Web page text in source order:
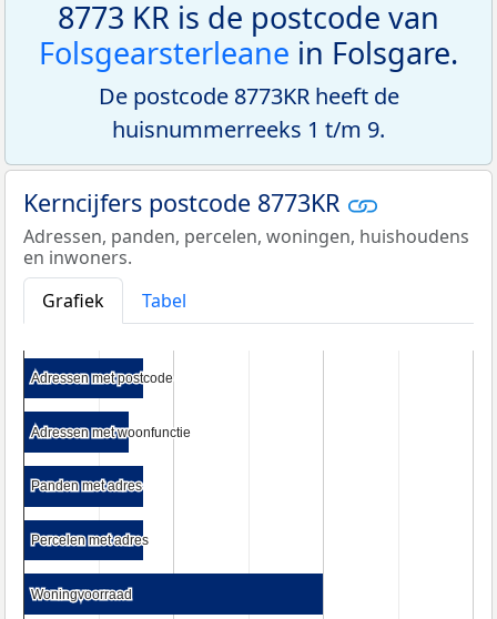
8773 KR is de postcode van
Folsgearsterleane in Folsgare.
De postcode 8773KR heeft de
huisnummerreeks 1 t/m 9.
Kerncijfers postcode 8773KR
Adressen, panden, percelen, woningen, huishoudens
en inwoners.
Grafiek
Tabel
Adressen met postcode
Adressen met postcode
Adressen met woonfunctie
Adressen met woonfunctie
Panden met adres
Panden met adres
Percelen met adres
Percelen met adres
Woningvoorraad
Woningvoorraad